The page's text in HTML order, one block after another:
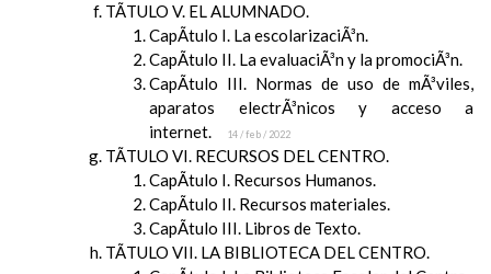
TÃTULO V. EL ALUMNADO.
CapÃ­tulo I. La escolarizaciÃ³n.
CapÃ­tulo II. La evaluaciÃ³n y la promociÃ³n.
CapÃ­tulo III. Normas de uso de mÃ³viles,
aparatos electrÃ³nicos y acceso a
internet.
14 / feb / 2022
TÃTULO VI. RECURSOS DEL CENTRO.
CapÃ­tulo I. Recursos Humanos.
CapÃ­tulo II. Recursos materiales.
CapÃ­tulo III. Libros de Texto.
TÃTULO VII. LA BIBLIOTECA DEL CENTRO.